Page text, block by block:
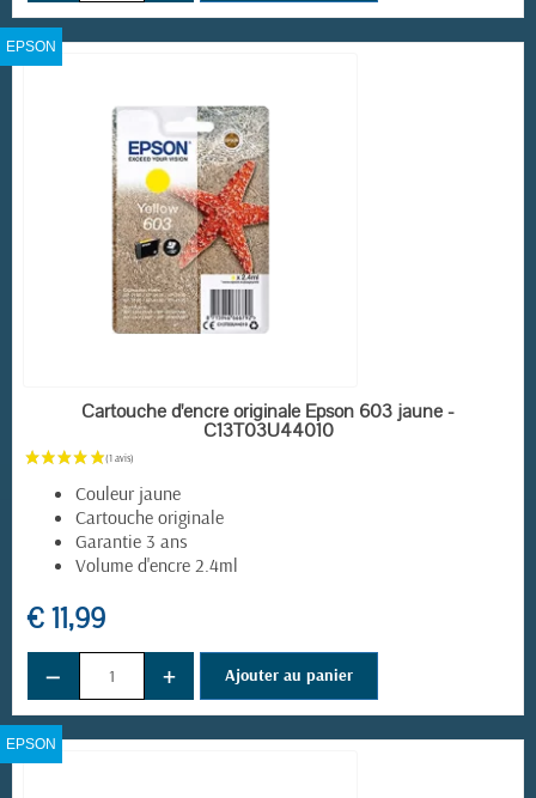
EN STOCK
EPSON
Cartouche d'encre originale Epson 603 jaune -
C13T03U44010
Couleur jaune
Cartouche originale
Garantie 3 ans
Volume d'encre 2.4ml
€ 11,99
− + Ajouter au panier
EPSON